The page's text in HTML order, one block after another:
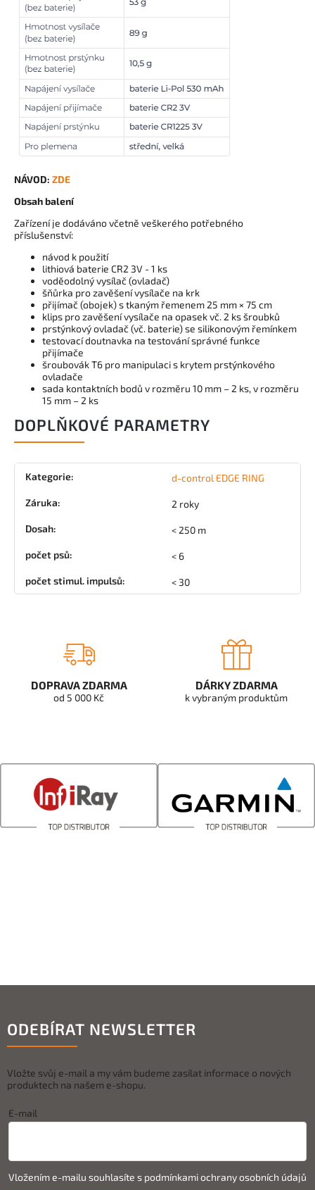
NÁVOD: ZDE
Obsah balení
Zařízení je dodáváno včetně veškerého potřebného
příslušenství:
návod k použití
lithiová baterie CR2 3V - 1 ks
voděodolný vysílač (ovladač)
šňůrka pro zavěšení vysílače na krk
přijímač (obojek) s tkaným řemenem 25 mm × 75 cm
klips pro zavěšení vysílače na opasek vč. 2 ks šroubků
prstýnkový ovladač (vč. baterie) se silikonovým řemínkem
testovací doutnavka na testování správné funkce
přijímače
šroubovák T6 pro manipulaci s krytem prstýnkového
ovladače
sada kontaktních bodů v rozměru 10 mm – 2 ks, v rozměru
15 mm – 2 ks
DOPLŇKOVÉ PARAMETRY
Kategorie: d-control EDGE RING
Záruka: 2 roky
Dosah: < 250 m
počet psů: < 6
počet stimul. impulsů: < 30
DOPRAVA ZDARMA
od 5 000 Kč
DÁRKY ZDARMA
k vybraným produktům
ODEBÍRAT NEWSLETTER
Vložte svůj e-mail a my vám budeme zasílat informace o nových
produktech na našem e-shopu.
E-mail
Vložením e-mailu souhlasíte s podmínkami ochrany osobních údajů